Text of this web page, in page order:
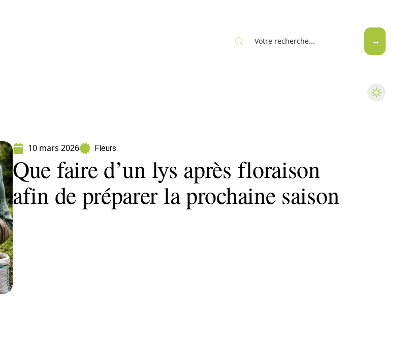
10 mars 2026 Fleurs
Que faire d’un lys après floraison
afin de préparer la prochaine saison